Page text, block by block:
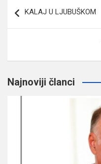
članaka
KALAJ U LJUBUŠKOM
Najnoviji članci